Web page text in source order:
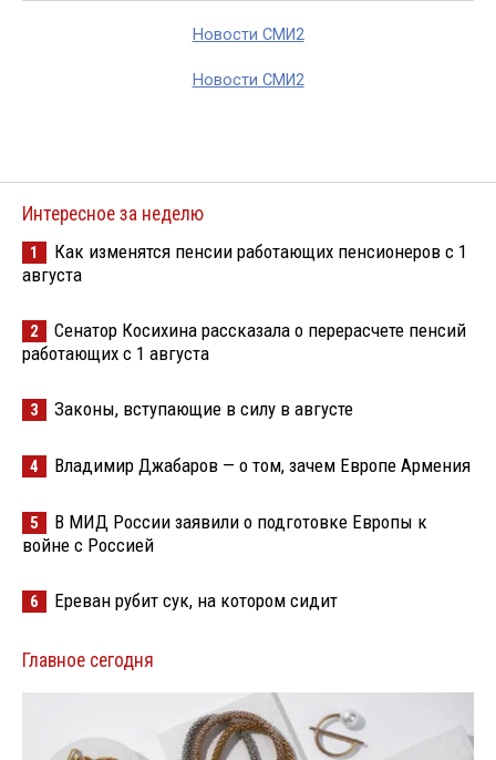
Новости СМИ2
Новости СМИ2
Интересное за неделю
1
Как изменятся пенсии работающих пенсионеров с 1
августа
2
Сенатор Косихина рассказала о перерасчете пенсий
работающих с 1 августа
3 Законы, вступающие в силу в августе
4 Владимир Джабаров — о том, зачем Европе Армения
5
В МИД России заявили о подготовке Европы к
войне с Россией
6 Ереван рубит сук, на котором сидит
Главное сегодня